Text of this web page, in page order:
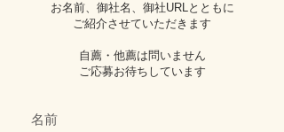
お名前、御社名、御社URLとともに
ご紹介させていただきます
自薦・他薦は問いません
ご応募お待ちしています